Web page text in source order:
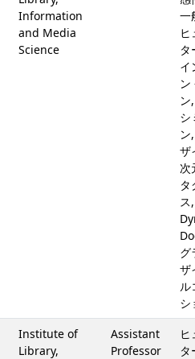
Information
and Media
Science
一
ヒ
タ
イ
ン
ン
シ
ン
ザ
次
タ
ス
グ
ザ
ル
シ
Institute of
Library,
Assistant
Professor
ヒ
タ